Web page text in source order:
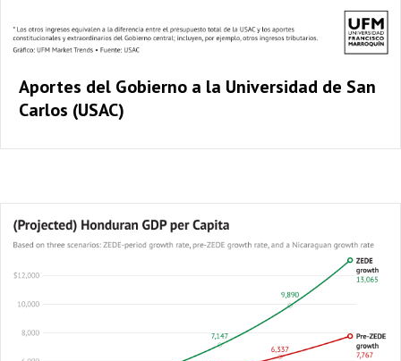
Aportes del Gobierno a la Universidad de San
Carlos (USAC)